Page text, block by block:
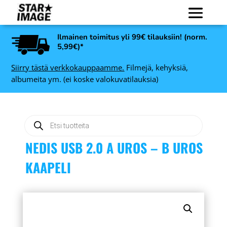
Ilmainen toimitus yli 99€ tilauksiin! (norm.
5,99€)*
Siirry tästä verkkokauppaamme. Filmejä, kehyksiä,
albumeita ym. (ei koske valokuvatilauksia)
search
NEDIS USB 2.0 A UROS – B UROS
KAAPELI
Nedis USB 2.0 kaapeli